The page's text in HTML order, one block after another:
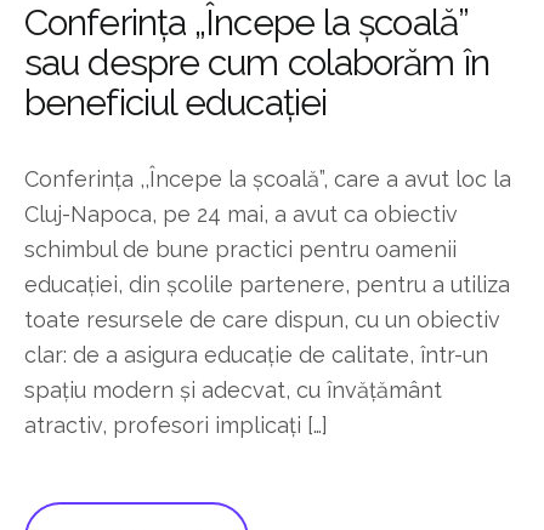
Conferința „Începe la școală”
sau despre cum colaborăm în
beneficiul educației
Conferința ,,Începe la școală”, care a avut loc la
Cluj-Napoca, pe 24 mai, a avut ca obiectiv
schimbul de bune practici pentru oamenii
educației, din școlile partenere, pentru a utiliza
toate resursele de care dispun, cu un obiectiv
clar: de a asigura educație de calitate, într-un
spațiu modern și adecvat, cu învățământ
atractiv, profesori implicați […]